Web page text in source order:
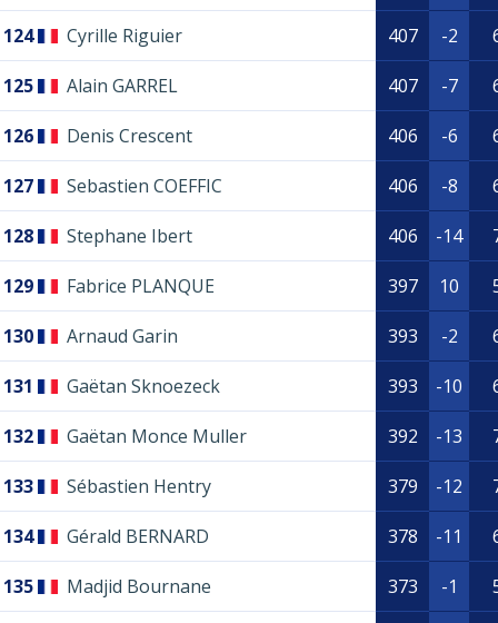
124 Cyrille Riguier 407 -2
125 Alain GARREL 407 -7
126 Denis Crescent 406 -6
127 Sebastien COEFFIC 406 -8
128 Stephane Ibert 406 -14
129 Fabrice PLANQUE 397 10
130 Arnaud Garin 393 -2
131 Gaëtan Sknoezeck 393 -10
132 Gaëtan Monce Muller 392 -13
133 Sébastien Hentry 379 -12
134 Gérald BERNARD 378 -11
135 Madjid Bournane 373 -1